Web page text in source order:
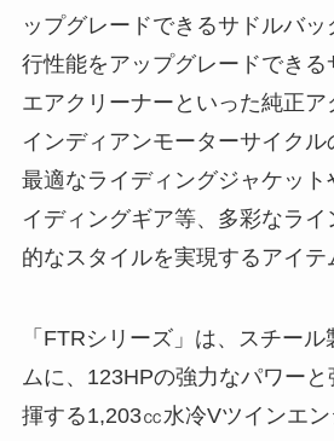
ップグレードできるサドルバ
行性能をアップグレードできる
エアクリーナーといった純正ア
インディアンモーターサイク
最適なライディングジャケット
イディングギア等、多彩なラ
的なスタイルを実現するアイ
「FTRシリーズ」は、スチー
ムに、123HPの強力なパワー
揮する1,203㏄水冷Vツインエン